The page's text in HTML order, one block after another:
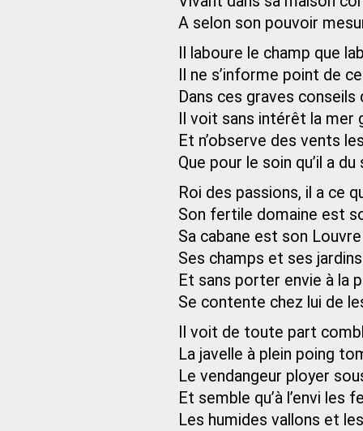
A selon son pouvoir
Il laboure le champ que
Il ne s’informe point de
Dans ces graves conseils
Il voit sans intérêt la mer
Et n’observe des vents
Que pour le soin qu’il a
Roi des passions, il a ce
Son fertile domaine est
Sa cabane est son
Ses champs et ses
Et sans porter envie à la
Se contente chez lui de
Il voit de toute part
La javelle à plein poing
Le vendangeur ployer
Et semble qu’à l’envi les
Les humides vallons et